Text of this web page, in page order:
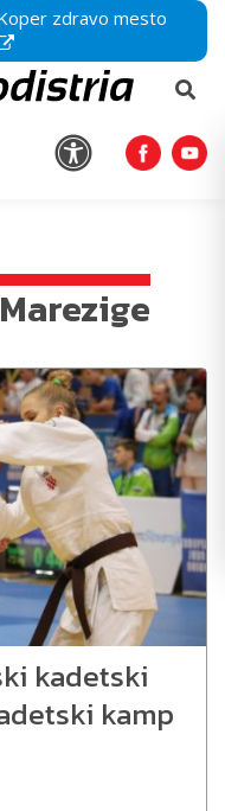
zdravo mesto
kadetski
kamp